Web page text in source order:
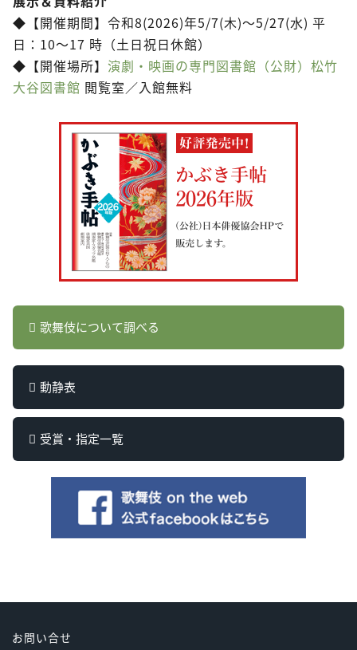
◆【開催期間】令和8(2026)年5/7(木)～5/27(水) 平
日：10～17 時（土日祝日休館）
◆【開催場所】 演劇・映画の専門図書館（公財）松竹
大谷図書館 閲覧室／入館無料
歌舞伎について調べる
動静表
受賞・指定一覧
お問い合せ